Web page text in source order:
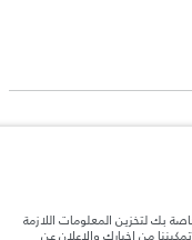
الإكسسوارات وغيرها من
الوزن الإجمالي للسيارة
بك لتخزين المعلومات اللازمة
من إخبارك والإعلان عن